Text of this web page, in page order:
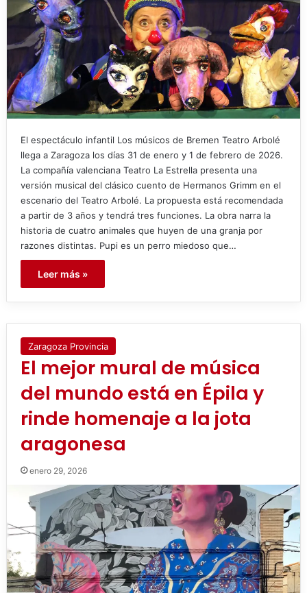
El espectáculo infantil Los músicos de Bremen Teatro Arbolé
llega a Zaragoza los días 31 de enero y 1 de febrero de 2026.
La compañía valenciana Teatro La Estrella presenta una
versión musical del clásico cuento de Hermanos Grimm en el
escenario del Teatro Arbolé. La propuesta está recomendada
a partir de 3 años y tendrá tres funciones. La obra narra la
historia de cuatro animales que huyen de una granja por
razones distintas. Pupi es un perro miedoso que…
Leer más »
Zaragoza Provincia
El mejor mural de música
del mundo está en Épila y
rinde homenaje a la jota
aragonesa
enero 29, 2026